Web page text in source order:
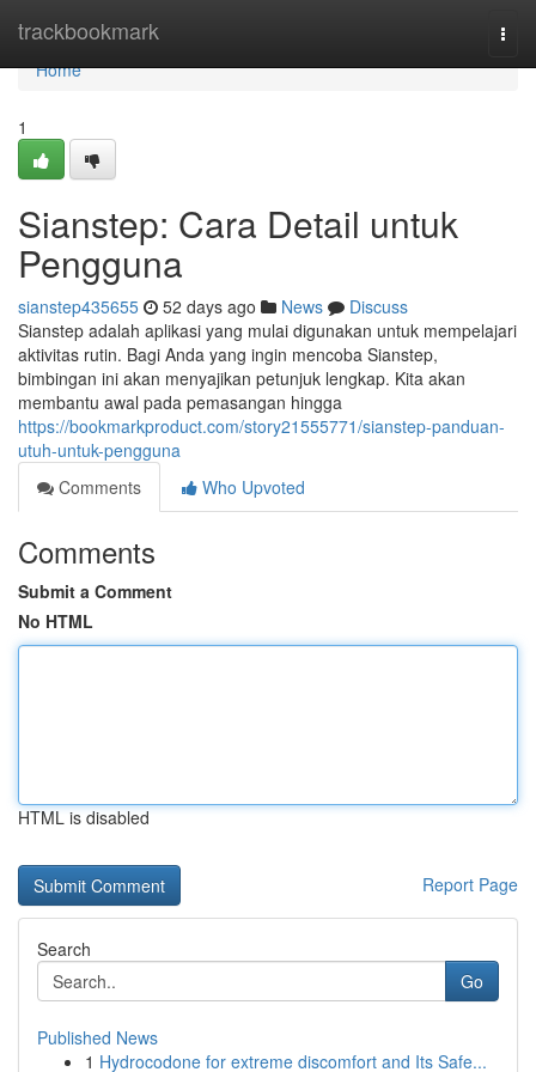
trackbookmark
Home
Home
1
Sianstep: Cara Detail untuk
Pengguna
sianstep435655 52 days ago News
Discuss
Sianstep adalah aplikasi yang mulai digunakan untuk mempelajari
aktivitas rutin. Bagi Anda yang ingin mencoba Sianstep,
bimbingan ini akan menyajikan petunjuk lengkap. Kita akan
membantu awal pada pemasangan hingga
https://bookmarkproduct.com/story21555771/sianstep-panduan-
utuh-untuk-pengguna
Comments
Who Upvoted
Comments
Submit a Comment
No HTML
HTML is disabled
Report Page
Search
Go
Published News
1 Hydrocodone for extreme discomfort and Its Safe...